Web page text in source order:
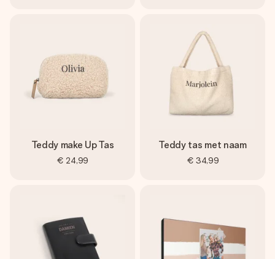
Teddy make Up Tas
€ 24,99
Teddy tas met naam
€ 34,99